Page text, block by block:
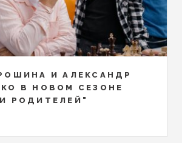
И АЛЕКСАНДР
В НОВОМ СЕЗОНЕ
РОДИТЕЛЕЙ"